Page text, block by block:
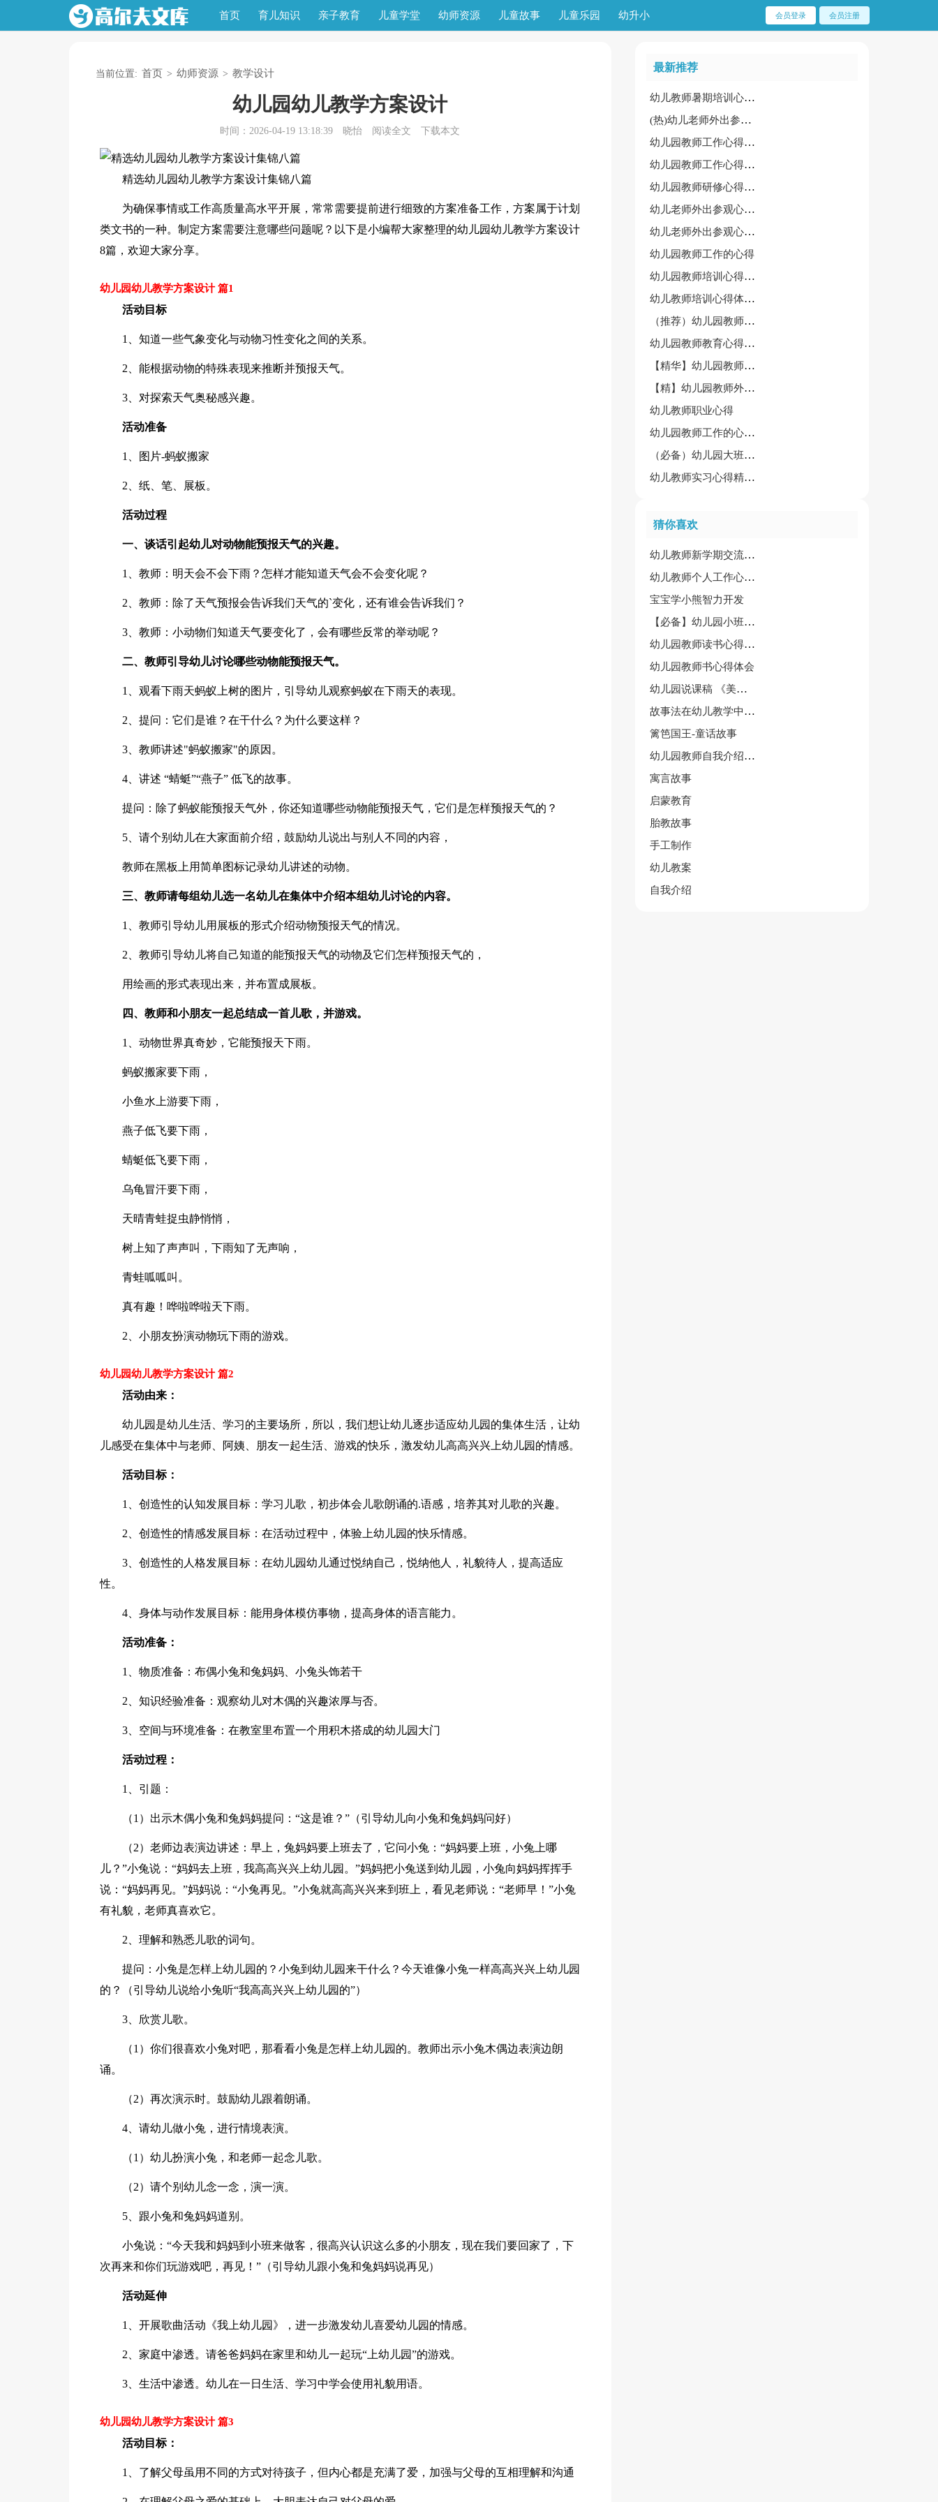
首页 育儿知识 亲子教育 儿童学堂 幼师资源 儿童故事 儿童乐园 幼升小 会员登录 会员注册
当前位置: 首页 > 幼师资源 > 教学设计
幼儿园幼儿教学方案设计
时间：2026-04-19 13:18:39 晓怡 阅读全文 下载本文
精选幼儿园幼儿教学方案设计集锦八篇
为确保事情或工作高质量高水平开展，常常需要提前进行细致的方案准备工作，方案属于计划
类文书的一种。制定方案需要注意哪些问题呢？以下是小编帮大家整理的幼儿园幼儿教学方案设计
8篇，欢迎大家分享。
幼儿园幼儿教学方案设计 篇1
活动目标
1、知道一些气象变化与动物习性变化之间的关系。
2、能根据动物的特殊表现来推断并预报天气。
3、对探索天气奥秘感兴趣。
活动准备
1、图片-蚂蚁搬家
2、纸、笔、展板。
活动过程
一、谈话引起幼儿对动物能预报天气的兴趣。
1、教师：明天会不会下雨？怎样才能知道天气会不会变化呢？
2、教师：除了天气预报会告诉我们天气的`变化，还有谁会告诉我们？
3、教师：小动物们知道天气要变化了，会有哪些反常的举动呢？
二、教师引导幼儿讨论哪些动物能预报天气。
1、观看下雨天蚂蚁上树的图片，引导幼儿观察蚂蚁在下雨天的表现。
2、提问：它们是谁？在干什么？为什么要这样？
3、教师讲述"蚂蚁搬家"的原因。
4、讲述 “蜻蜓”“燕子” 低飞的故事。
提问：除了蚂蚁能预报天气外，你还知道哪些动物能预报天气，它们是怎样预报天气的？
5、请个别幼儿在大家面前介绍，鼓励幼儿说出与别人不同的内容，
教师在黑板上用简单图标记录幼儿讲述的动物。
三、教师请每组幼儿选一名幼儿在集体中介绍本组幼儿讨论的内容。
1、教师引导幼儿用展板的形式介绍动物预报天气的情况。
2、教师引导幼儿将自己知道的能预报天气的动物及它们怎样预报天气的，
用绘画的形式表现出来，并布置成展板。
四、教师和小朋友一起总结成一首儿歌，并游戏。
1、动物世界真奇妙，它能预报天下雨。
蚂蚁搬家要下雨，
小鱼水上游要下雨，
燕子低飞要下雨，
蜻蜓低飞要下雨，
乌龟冒汗要下雨，
天晴青蛙捉虫静悄悄，
树上知了声声叫，下雨知了无声响，
青蛙呱呱叫。
真有趣！哗啦哗啦天下雨。
2、小朋友扮演动物玩下雨的游戏。
幼儿园幼儿教学方案设计 篇2
活动由来：
幼儿园是幼儿生活、学习的主要场所，所以，我们想让幼儿逐步适应幼儿园的集体生活，让幼
儿感受在集体中与老师、阿姨、朋友一起生活、游戏的快乐，激发幼儿高高兴兴上幼儿园的情感。
活动目标：
1、创造性的认知发展目标：学习儿歌，初步体会儿歌朗诵的.语感，培养其对儿歌的兴趣。
2、创造性的情感发展目标：在活动过程中，体验上幼儿园的快乐情感。
3、创造性的人格发展目标：在幼儿园幼儿通过悦纳自己，悦纳他人，礼貌待人，提高适应
性。
4、身体与动作发展目标：能用身体模仿事物，提高身体的语言能力。
活动准备：
1、物质准备：布偶小兔和兔妈妈、小兔头饰若干
2、知识经验准备：观察幼儿对木偶的兴趣浓厚与否。
3、空间与环境准备：在教室里布置一个用积木搭成的幼儿园大门
活动过程：
1、引题：
（1）出示木偶小兔和兔妈妈提问：“这是谁？”（引导幼儿向小兔和兔妈妈问好）
（2）老师边表演边讲述：早上，兔妈妈要上班去了，它问小兔：“妈妈要上班，小兔上哪
儿？”小兔说：“妈妈去上班，我高高兴兴上幼儿园。”妈妈把小兔送到幼儿园，小兔向妈妈挥挥手
说：“妈妈再见。”妈妈说：“小兔再见。”小兔就高高兴兴来到班上，看见老师说：“老师早！”小兔
有礼貌，老师真喜欢它。
2、理解和熟悉儿歌的词句。
提问：小兔是怎样上幼儿园的？小兔到幼儿园来干什么？今天谁像小兔一样高高兴兴上幼儿园
的？（引导幼儿说给小兔听“我高高兴兴上幼儿园的”）
3、欣赏儿歌。
（1）你们很喜欢小兔对吧，那看看小兔是怎样上幼儿园的。教师出示小兔木偶边表演边朗
诵。
（2）再次演示时。鼓励幼儿跟着朗诵。
4、请幼儿做小兔，进行情境表演。
（1）幼儿扮演小兔，和老师一起念儿歌。
（2）请个别幼儿念一念，演一演。
5、跟小兔和兔妈妈道别。
小兔说：“今天我和妈妈到小班来做客，很高兴认识这么多的小朋友，现在我们要回家了，下
次再来和你们玩游戏吧，再见！”（引导幼儿跟小兔和兔妈妈说再见）
活动延伸
1、开展歌曲活动《我上幼儿园》，进一步激发幼儿喜爱幼儿园的情感。
2、家庭中渗透。请爸爸妈妈在家里和幼儿一起玩“上幼儿园”的游戏。
3、生活中渗透。幼儿在一日生活、学习中学会使用礼貌用语。
幼儿园幼儿教学方案设计 篇3
活动目标：
1、了解父母虽用不同的方式对待孩子，但内心都是充满了爱，加强与父母的互相理解和沟通
最新推荐
幼儿教师暑期培训心得体会通用大全
(热)幼儿老师外出参观心得体会
幼儿园教师工作心得体会（优秀）
幼儿园教师工作心得体会(优)
幼儿园教师研修心得体会整理
幼儿老师外出参观心得体会范例（7篇）
幼儿老师外出参观心得体会
幼儿园教师工作的心得
幼儿园教师培训心得体会（优秀）
幼儿教师培训心得体会15篇[荐]
（推荐）幼儿园教师外出学习心得体会15篇
幼儿园教师教育心得[荐]
【精华】幼儿园教师工作心得体会15篇
【精】幼儿园教师外出学习心得体会
幼儿教师职业心得
幼儿园教师工作的心得体会
（必备）幼儿园大班教师心得
幼儿教师实习心得精简版
猜你喜欢
幼儿教师新学期交流培训会心得体会
幼儿教师个人工作心得精选15篇
宝宝学小熊智力开发
【必备】幼儿园小班教案模板汇总七篇
幼儿园教师读书心得体会作文
幼儿园教师书心得体会
幼儿园说课稿 《美丽的公鸡》
故事法在幼儿教学中运用论文
篱笆国王-童话故事
幼儿园教师自我介绍范文集合5篇
寓言故事
启蒙教育
胎教故事
手工制作
幼儿教案
自我介绍